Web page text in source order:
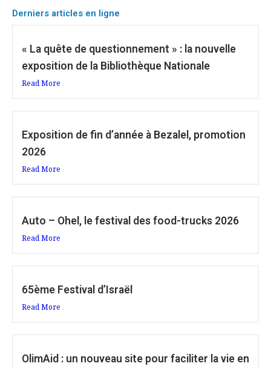
Derniers articles en ligne
« La quête de questionnement » : la nouvelle
exposition de la Bibliothèque Nationale
Read More
Exposition de fin d’année à Bezalel, promotion
2026
Read More
Auto – Ohel, le festival des food-trucks 2026
Read More
65ème Festival d’Israël
Read More
OlimAid : un nouveau site pour faciliter la vie en